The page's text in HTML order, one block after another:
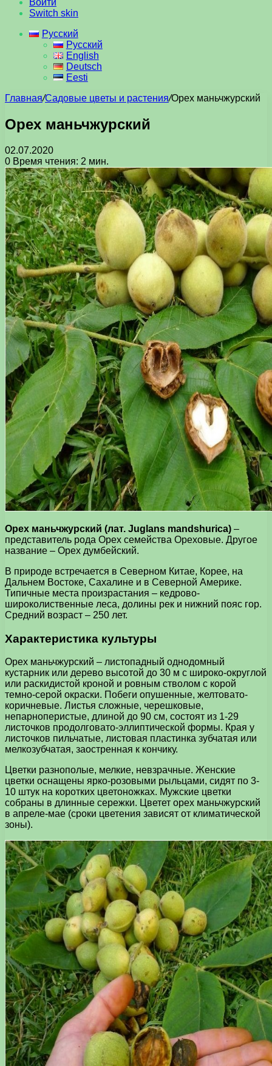
Войти
Switch skin
Русский
Русский
English
Deutsch
Eesti
Главная/Садовые цветы и растения/Орех маньчжурский
Орех маньчжурский
02.07.2020
0 Время чтения: 2 мин.
Орех маньчжурский (лат. Juglans mandshurica) –
представитель рода Орех семейства Ореховые. Другое
название – Орех думбейский.
В природе встречается в Северном Китае, Корее, на
Дальнем Востоке, Сахалине и в Северной Америке.
Типичные места произрастания – кедрово-
широколиственные леса, долины рек и нижний пояс гор.
Средний возраст – 250 лет.
Характеристика культуры
Орех маньчжурский – листопадный однодомный
кустарник или дерево высотой до 30 м с широко-округлой
или раскидистой кроной и ровным стволом с корой
темно-серой окраски. Побеги опушенные, желтовато-
коричневые. Листья сложные, черешковые,
непарноперистые, длиной до 90 см, состоят из 1-29
листочков продолговато-эллиптической формы. Края у
листочков пильчатые, листовая пластинка зубчатая или
мелкозубчатая, заостренная к кончику.
Цветки разнополые, мелкие, невзрачные. Женские
цветки оснащены ярко-розовыми рыльцами, сидят по 3-
10 штук на коротких цветоножках. Мужские цветки
собраны в длинные сережки. Цветет орех маньчжурский
в апреле-мае (сроки цветения зависят от климатической
зоны).